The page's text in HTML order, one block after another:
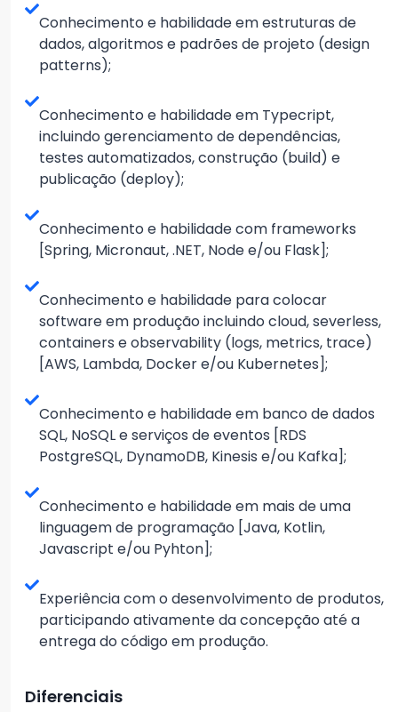
Conhecimento e habilidade em estruturas de
dados, algoritmos e padrões de projeto (design
patterns);
Conhecimento e habilidade em Typecript,
incluindo gerenciamento de dependências,
testes automatizados, construção (build) e
publicação (deploy);
Conhecimento e habilidade com frameworks
[Spring, Micronaut, .NET, Node e/ou Flask];
Conhecimento e habilidade para colocar
software em produção incluindo cloud, severless,
containers e observability (logs, metrics, trace)
[AWS, Lambda, Docker e/ou Kubernetes];
Conhecimento e habilidade em banco de dados
SQL, NoSQL e serviços de eventos [RDS
PostgreSQL, DynamoDB, Kinesis e/ou Kafka];
Conhecimento e habilidade em mais de uma
linguagem de programação [Java, Kotlin,
Javascript e/ou Pyhton];
Experiência com o desenvolvimento de produtos,
participando ativamente da concepção até a
entrega do código em produção.
Diferenciais